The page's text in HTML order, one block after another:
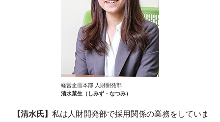
経営企画本部 人財開発部
清水菜生（しみず・なつみ）
【清水氏】 私は人財開発部で採用関係の業務をしていま